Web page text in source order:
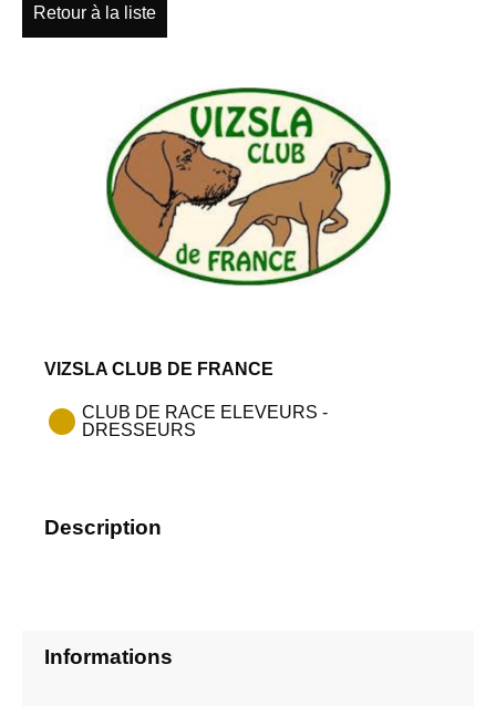
Retour à la liste
VIZSLA CLUB DE FRANCE
CLUB DE RACE ELEVEURS -
DRESSEURS
Description
Informations